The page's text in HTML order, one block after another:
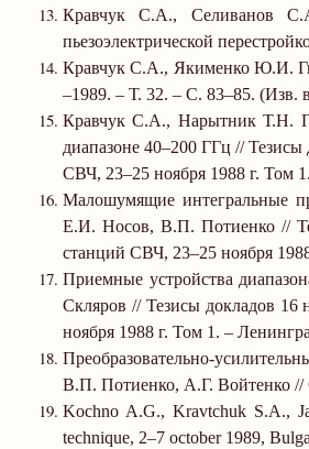
Кравчук С.А., Селиванов
пьезоэлектрической
Кравчук С.А., Якименко Ю.И.
–1989. – Т. 32. – С. 83–85. (Изв.
Кравчук С.А., Нарытник Т.Н.
диапазоне 40–200 ГГц //
СВЧ, 23–25 ноября 1988 г. Том 1.
Малошумящие интегральные
Е.И. Носов, В.П. Потиенко //
станций СВЧ, 23–25 ноября
Приемные устройства
Скляров // Тезисы докладов
ноября 1988 г. Том 1. –
Преобразовательно-
В.П. Потиенко, А.Г. Войтенко //
Kochno A.G., Kravtchuk S.A.,
technique, 2–7 october 1989,